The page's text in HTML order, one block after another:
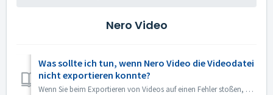
Nero Video
Was sollte ich tun, wenn Nero Video die Videodatei
nicht exportieren konnte?
Wenn Sie beim Exportieren von Videos auf einen Fehler stoßen, können Sie Folgendes versuchen: 1. Bitte gehen Sie zu C:\Benutzer\[Aktueller Benutzer]\AppDat...